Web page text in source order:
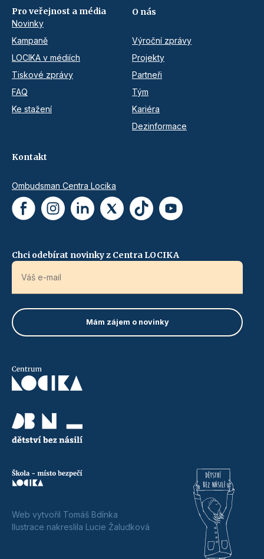
Pro veřejnost a média
Novinky
Kampaně
LOCIKA v médiích
Tiskové zprávy
FAQ
Ke stažení
O nás
Výroční zprávy
Projekty
Partneři
Tým
Kariéra
Dezinformace
Kontakt
Ombudsman Centra Locika
Chci odebírat novinky z Centra LOCIKA
Web vytvořil Tomáš Bdínka
Ilustrace nakreslila Lucie Žaludková